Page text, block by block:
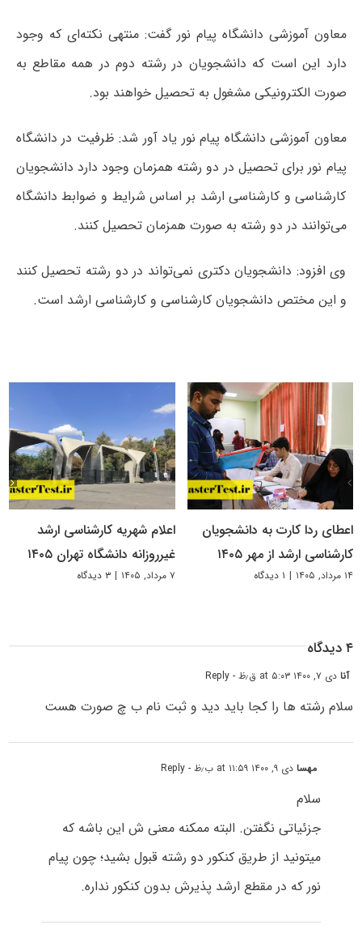
معاون آموزشی دانشگاه پیام نور گفت: منتهی نکته‌ای که وجود
دارد این است که دانشجویان در رشته دوم در همه مقاطع به
صورت الکترونیکی مشغول به تحصیل خواهند بود.
معاون آموزشی دانشگاه پیام نور یاد آور شد: ظرفیت در دانشگاه
پیام نور برای تحصیل در دو رشته همزمان وجود دارد دانشجویان
کارشناسی و کارشناسی ارشد بر اساس شرایط و ضوابط دانشگاه
می‌توانند در دو رشته به صورت همزمان تحصیل کنند.
وی افزود: دانشجویان دکتری نمی‌تواند در دو رشته تحصیل کنند
و این مختص دانشجویان کارشناسی و کارشناسی ارشد است.
اعطای ردا کارت به دانشجویان
کارشناسی ارشد از مهر ۱۴۰۵
۱۴ مرداد, ۱۴۰۵ | ۱ دیدگاه
اعلام شهریه کارشناسی ارشد
غیرروزانه دانشگاه تهران ۱۴۰۵
۷ مرداد, ۱۴۰۵ | ۳ دیدگاه
۴ دیدگاه
آنادی ۷, ۱۴۰۰ at ۵:۰۳ ق٫ظ - Reply
سلام رشته ها را کجا باید دید و ثبت نام ب چ صورت هست
مهسادی ۹, ۱۴۰۰ at ۱۱:۵۹ ب٫ظ - Reply
سلام
جزئیاتی نگفتن. البته ممکنه معنی ش این باشه که
میتونید از طریق کنکور دو رشته قبول بشید؛ چون پیام
نور که در مقطع ارشد پذیرش بدون کنکور نداره.